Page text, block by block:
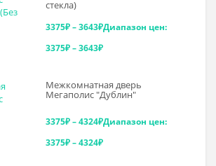
стекла)
3375₽–3643₽Диапазон цен:
3375₽ – 3643₽
Межкомнатная дверь
Мегаполис "Дублин"
3375₽–4324₽Диапазон цен:
3375₽ – 4324₽